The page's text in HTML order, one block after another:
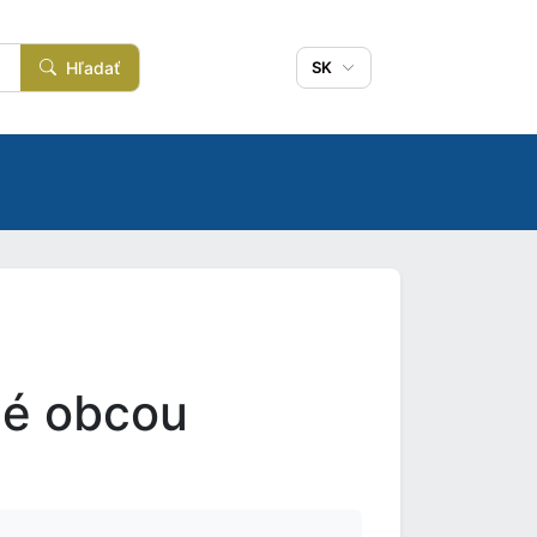
Hľadať SK
obcou